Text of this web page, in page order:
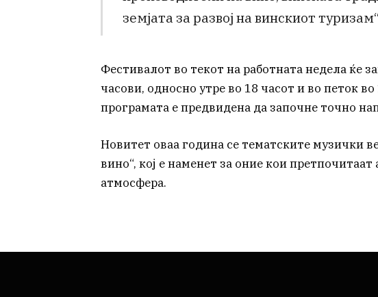
земјата за развој на винскиот
Фестивалот во текот на работната недела ќе
часови, односно утре во 18 часот и во петок
програмата е предвидена да започне точно
Новитет оваа година се тематските музички
вино“, кој е наменет за оние кои
атмосфера.